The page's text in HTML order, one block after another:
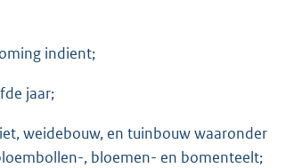
indient;
jaar;
weidebouw, en tuinbouw waaronder
, bloemen- en bomenteelt;